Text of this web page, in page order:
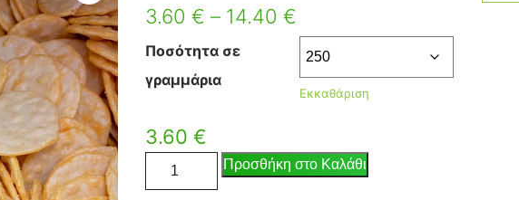
3.60€ – 14.40€
Ποσότητα σε
γραμμάρια
Εκκαθάριση
3.60€
Προσθήκη στο Καλάθι